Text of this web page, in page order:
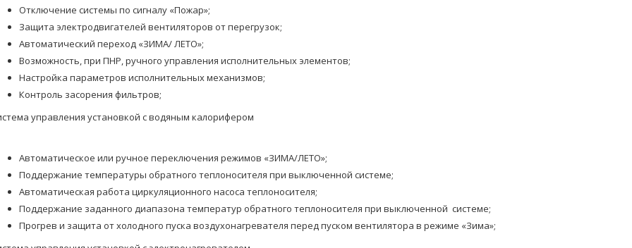
Отключение системы по сигналу «Пожар»;
Защита электродвигателей вентиляторов от перегрузок;
Автоматический переход «ЗИМА/ ЛЕТО»;
Возможность, при ПНР, ручного управления исполнительных элементов;
Настройка параметров исполнительных механизмов;
Контроль засорения фильтров;
управления установкой с водяным калорифером
Автоматическое или ручное переключения режимов «ЗИМА/ЛЕТО»;
Поддержание температуры обратного теплоносителя при выключенной системе;
Автоматическая работа циркуляционного насоса теплоносителя;
Поддержание заданного диапазона температур обратного теплоносителя при выключенной системе;
Прогрев и защита от холодного пуска воздухонагревателя перед пуском вентилятора в режиме «Зима»;